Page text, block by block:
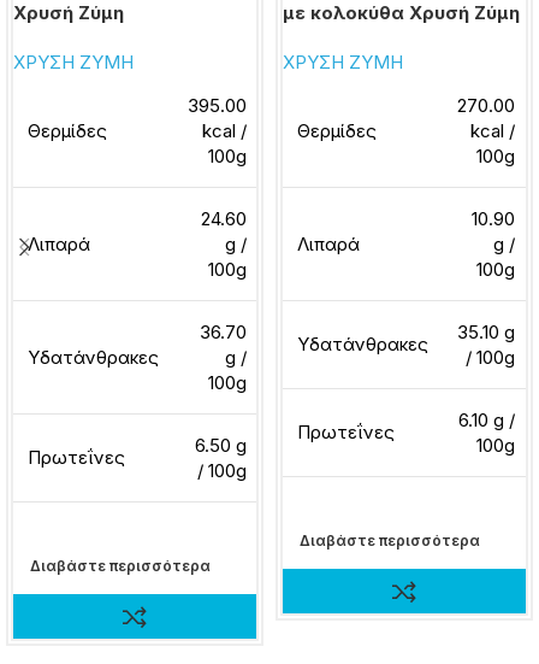
Χρυσή Ζύμη
ΧΡΥΣΗ ΖΥΜΗ
Θερμίδες
395.00
kcal /
100g
Λιπαρά
24.60
g /
100g
Υδατάνθρακες
36.70
g /
100g
Πρωτεΐνες
6.50 g
/ 100g
Διαβάστε περισσότερα
με κολοκύθα Χρυσή Ζύμη
ΧΡΥΣΗ ΖΥΜΗ
Θερμίδες
270.00
kcal /
100g
Λιπαρά
10.90
g /
100g
Υδατάνθρακες
35.10 g
/ 100g
Πρωτεΐνες
6.10 g /
100g
Διαβάστε περισσότερα